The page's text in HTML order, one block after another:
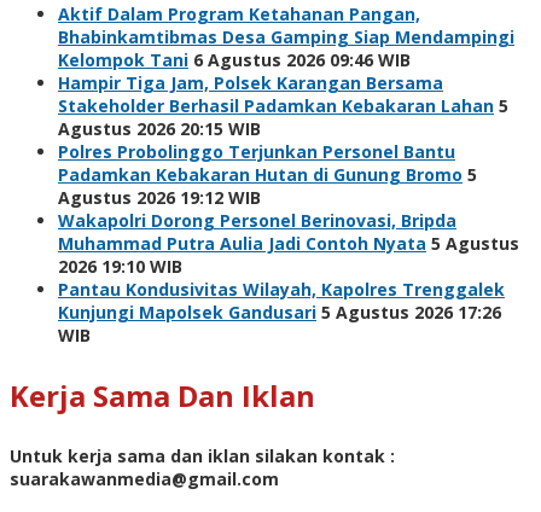
Aktif Dalam Program Ketahanan Pangan,
Bhabinkamtibmas Desa Gamping Siap Mendampingi
Kelompok Tani 6 Agustus 2026 09:46 WIB
Hampir Tiga Jam, Polsek Karangan Bersama
Stakeholder Berhasil Padamkan Kebakaran Lahan 5
Agustus 2026 20:15 WIB
Polres Probolinggo Terjunkan Personel Bantu
Padamkan Kebakaran Hutan di Gunung Bromo 5
Agustus 2026 19:12 WIB
Wakapolri Dorong Personel Berinovasi, Bripda
Muhammad Putra Aulia Jadi Contoh Nyata 5 Agustus
2026 19:10 WIB
Pantau Kondusivitas Wilayah, Kapolres Trenggalek
Kunjungi Mapolsek Gandusari 5 Agustus 2026 17:26
WIB
Kerja Sama Dan Iklan
Untuk kerja sama dan iklan silakan kontak :
suarakawanmedia@gmail.com